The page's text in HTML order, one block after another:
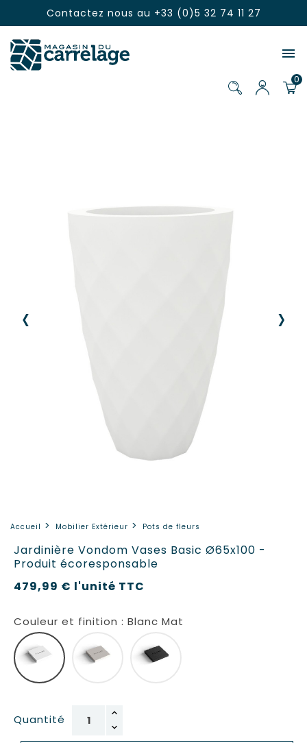
Contactez nous au +33 (0)5 32 74 11 27

0
‹ ›
Accueil Mobilier Extérieur Pots de fleurs
Jardinière Vondom Vases Basic Ø65x100 -
Produit écoresponsable
479,99 € l'unité TTC
Couleur et finition : Blanc Mat
Quantité